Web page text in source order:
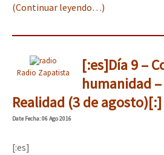
(Continuar leyendo…)
Radio Zapatista
[:es]Día 9 –
humanidad –
Realidad (3 de agosto)[:]
DateFecha: 06 Ago 2016
[:es]